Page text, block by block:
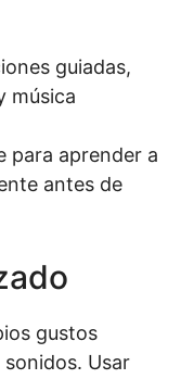
guiadas,
música
para aprender a
antes de
gustos
Usar